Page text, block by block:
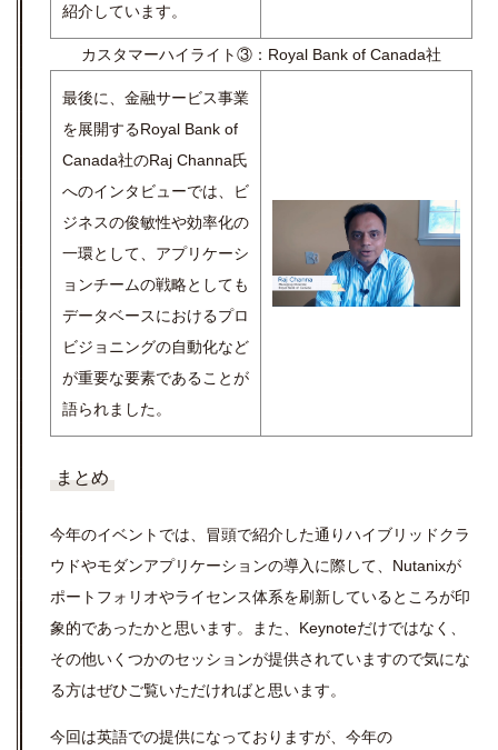
紹介しています。
カスタマーハイライト③： Royal Bank of Canada社
最後に、金融サービス事業
を展開するRoyal Bank of
Canada社のRaj Channa氏
へのインタビューでは、ビ
ジネスの俊敏性や効率化の
一環として、アプリケーシ
ョンチームの戦略としても
データベースにおけるプロ
ビジョニングの自動化など
が重要な要素であることが
語られました。
まとめ
今年のイベントでは、冒頭で紹介した通りハイブリッドクラ
ウドやモダンアプリケーションの導入に際して、Nutanixが
ポートフォリオやライセンス体系を刷新しているところが印
象的であったかと思います。また、Keynoteだけではなく、
その他いくつかのセッションが提供されていますので気にな
る方はぜひご覧いただければと思います。
今回は英語での提供になっておりますが、今年の